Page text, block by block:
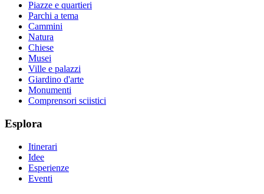
Piazze e quartieri
Parchi a tema
Cammini
Natura
Chiese
Musei
Ville e palazzi
Giardino d'arte
Monumenti
Comprensori sciistici
Esplora
Itinerari
Idee
Esperienze
Eventi